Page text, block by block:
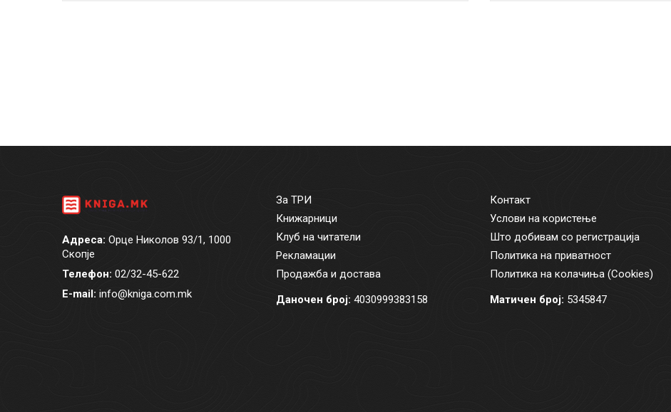
Адреса: Орце Николов 93/1, 1000
Скопје
Телефон: 02/32-45-622
E-mail: info@kniga.com.mk
За ТРИ
Книжарници
Клуб на читатели
Рекламации
Продажба и достава
Даночен број: 4030999383158
Контакт
Услови на користење
Што добивам со регистрација
Политика на приватност
Политика на колачиња (Cookies)
Матичен број: 5345847